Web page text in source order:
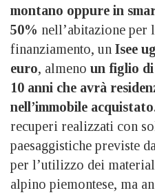
montano oppure in
50% nell’abitazione per
finanziamento, un Isee
euro, almeno un figlio
10 anni che avrà
nell’immobile acquistato
recuperi realizzati con
paesaggistiche previste
per l’utilizzo dei
alpino piemontese, ma